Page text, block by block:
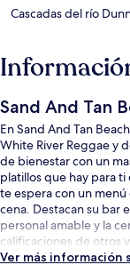
Cascadas del río
Sand And Tan
En Sand And Tan
White River Reggae y
de bienestar con un
platillos que hay para
te espera con un
cena. Destacan su bar
personal amable y la
calificaciones de otros
Ver más información